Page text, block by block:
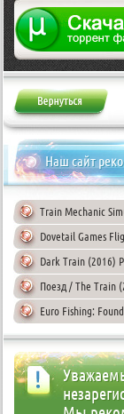
Жалоба
Наш сайт
Train Mechanic
Dovetail Games
Dark Train (2016)
Поезд / The Train
Euro Fishing: